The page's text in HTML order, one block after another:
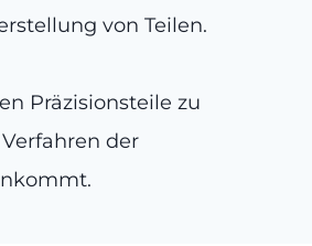
von Teilen.
Präzisionsteile zu
der